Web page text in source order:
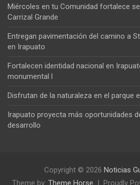
Miércoles en tu Comunidad fortalece
Carrizal Grande
Entregan pavimentación del camino a
en Irapuato
Fortalecen identidad nacional en
monumental l
Disfrutan de la naturaleza en el parque
Irapuato proyecta más oportunidades
desarrollo
Copyright © 2026 Noticias
Theme by: Theme Horse Proudly